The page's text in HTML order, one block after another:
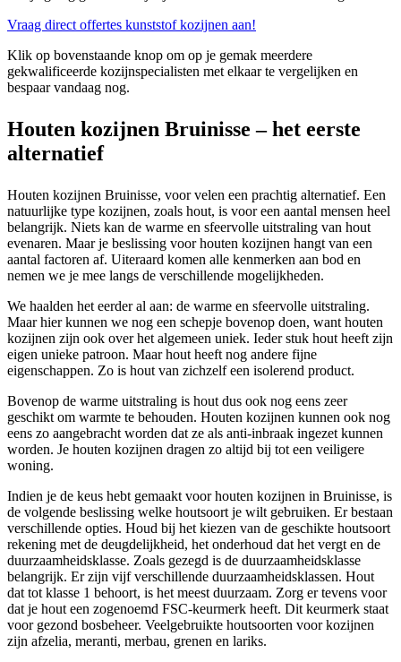
Vraag direct offertes kunststof kozijnen aan!
Klik op bovenstaande knop om op je gemak meerdere
gekwalificeerde kozijnspecialisten met elkaar te vergelijken en
bespaar vandaag nog.
Houten kozijnen Bruinisse – het eerste
alternatief
Houten kozijnen Bruinisse, voor velen een prachtig alternatief. Een
natuurlijke type kozijnen, zoals hout, is voor een aantal mensen heel
belangrijk. Niets kan de warme en sfeervolle uitstraling van hout
evenaren. Maar je beslissing voor houten kozijnen hangt van een
aantal factoren af. Uiteraard komen alle kenmerken aan bod en
nemen we je mee langs de verschillende mogelijkheden.
We haalden het eerder al aan: de warme en sfeervolle uitstraling.
Maar hier kunnen we nog een schepje bovenop doen, want houten
kozijnen zijn ook over het algemeen uniek. Ieder stuk hout heeft zijn
eigen unieke patroon. Maar hout heeft nog andere fijne
eigenschappen. Zo is hout van zichzelf een isolerend product.
Bovenop de warme uitstraling is hout dus ook nog eens zeer
geschikt om warmte te behouden. Houten kozijnen kunnen ook nog
eens zo aangebracht worden dat ze als anti-inbraak ingezet kunnen
worden. Je houten kozijnen dragen zo altijd bij tot een veiligere
woning.
Indien je de keus hebt gemaakt voor houten kozijnen in Bruinisse, is
de volgende beslissing welke houtsoort je wilt gebruiken. Er bestaan
verschillende opties. Houd bij het kiezen van de geschikte houtsoort
rekening met de deugdelijkheid, het onderhoud dat het vergt en de
duurzaamheidsklasse. Zoals gezegd is de duurzaamheidsklasse
belangrijk. Er zijn vijf verschillende duurzaamheidsklassen. Hout
dat tot klasse 1 behoort, is het meest duurzaam. Zorg er tevens voor
dat je hout een zogenoemd FSC-keurmerk heeft. Dit keurmerk staat
voor gezond bosbeheer. Veelgebruikte houtsoorten voor kozijnen
zijn afzelia, meranti, merbau, grenen en lariks.